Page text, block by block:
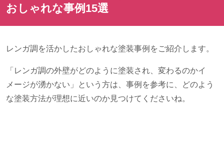
おしゃれな事例 15選
レンガ調を活かしたおしゃれな塗装事例をご紹介します。
「レンガ調の外壁がどのように塗装され、変わるのかイ
メージが湧かない」という方は、事例を参考に、どのよう
な塗装方法が理想に近いのか見つけてくださいね。